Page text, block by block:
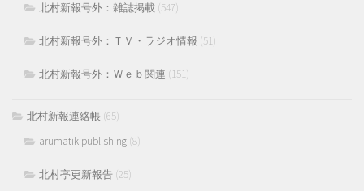
北村新報号外：雑誌掲載 (547)
北村新報号外：ＴＶ・ラジオ情報 (51)
北村新報号外：Ｗｅｂ関連 (151)
北村新報連絡帳 (65)
arumatik publishing (8)
北村亭更新報告 (25)